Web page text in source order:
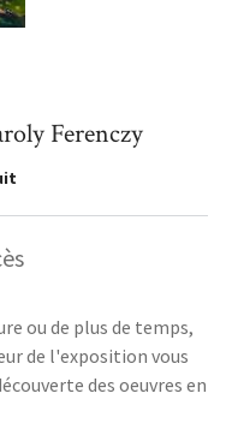
Ferenczy
ou de plus de temps,
de l'exposition vous
des oeuvres en